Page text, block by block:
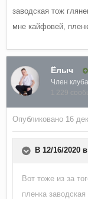
заводская тож
мне кайфовей,
Ёлыч
Член клуба
1 229
Опубликовано 16
В 12/16/2020
Вот тоже из за
пленка